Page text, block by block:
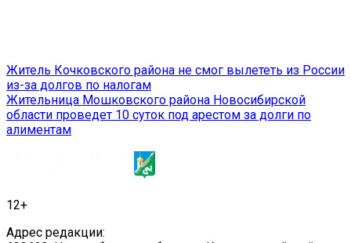
Навигация
по
записям
Житель Кочковского района не смог вылететь из России
из-за долгов по налогам
Жительница Мошковского района Новосибирской
области проведет 10 суток под арестом за долги по
алиментам
12+
Адрес редакции: